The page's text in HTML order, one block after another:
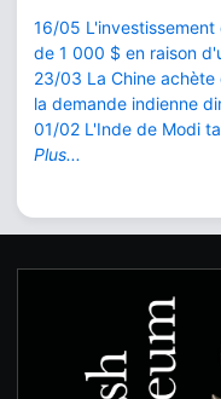
16/05
de 1 000 $ en raison
23/03 La Chine
la demande indienne
01/02 L'Inde de Modi
Plus...